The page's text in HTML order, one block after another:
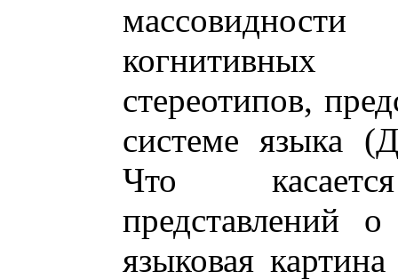
когнитивных
стереотипов,
системе языка
Что
представлений
языковая